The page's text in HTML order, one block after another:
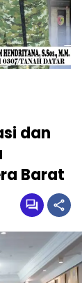
dan
Barat